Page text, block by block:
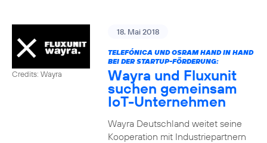
Credits: Wayra
18. Mai 2018
TELEFÓNICA UND OSRAM HAND IN HAND
BEI DER STARTUP-FÖRDERUNG:
Wayra und Fluxunit
suchen gemeinsam
IoT-Unternehmen
Wayra Deutschland weitet seine
Kooperation mit Industriepartnern